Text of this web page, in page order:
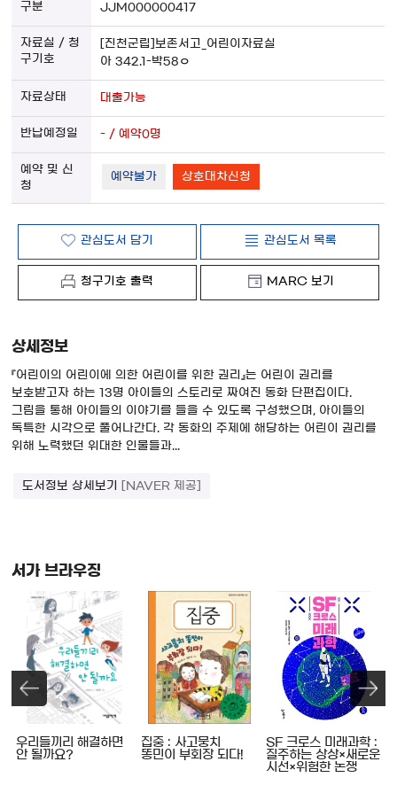
JJM000000417
[진천군립]보존서고_어린이자료실
아 342.1-박58ㅇ
대출가능
- / 예약0명
예약불가 상호대차신청
관심도서 담기 관심도서 목록
청구기호 출력 MARC 보기
상세정보
『어린이의 어린이에 의한 어린이를 위한 권리』는 어린이 권리를
보호받고자 하는 13명 아이들의 스토리로 짜여진 동화 단편집이다.
그림을 통해 아이들의 이야기를 들을 수 있도록 구성했으며, 아이들의
독특한 시각으로 풀어나간다. 각 동화의 주제에 해당하는 어린이 권리를
위해 노력했던 위대한 인물들과...
도서정보 상세보기 [NAVER 제공]
서가 브라우징
우리들끼리 해결하면
안 될까요?
집중 : 사고뭉치
똥민이 부회장 되다!
SF 크로스 미래과학 :
질주하는 상상×새로운
시선×위험한 논쟁